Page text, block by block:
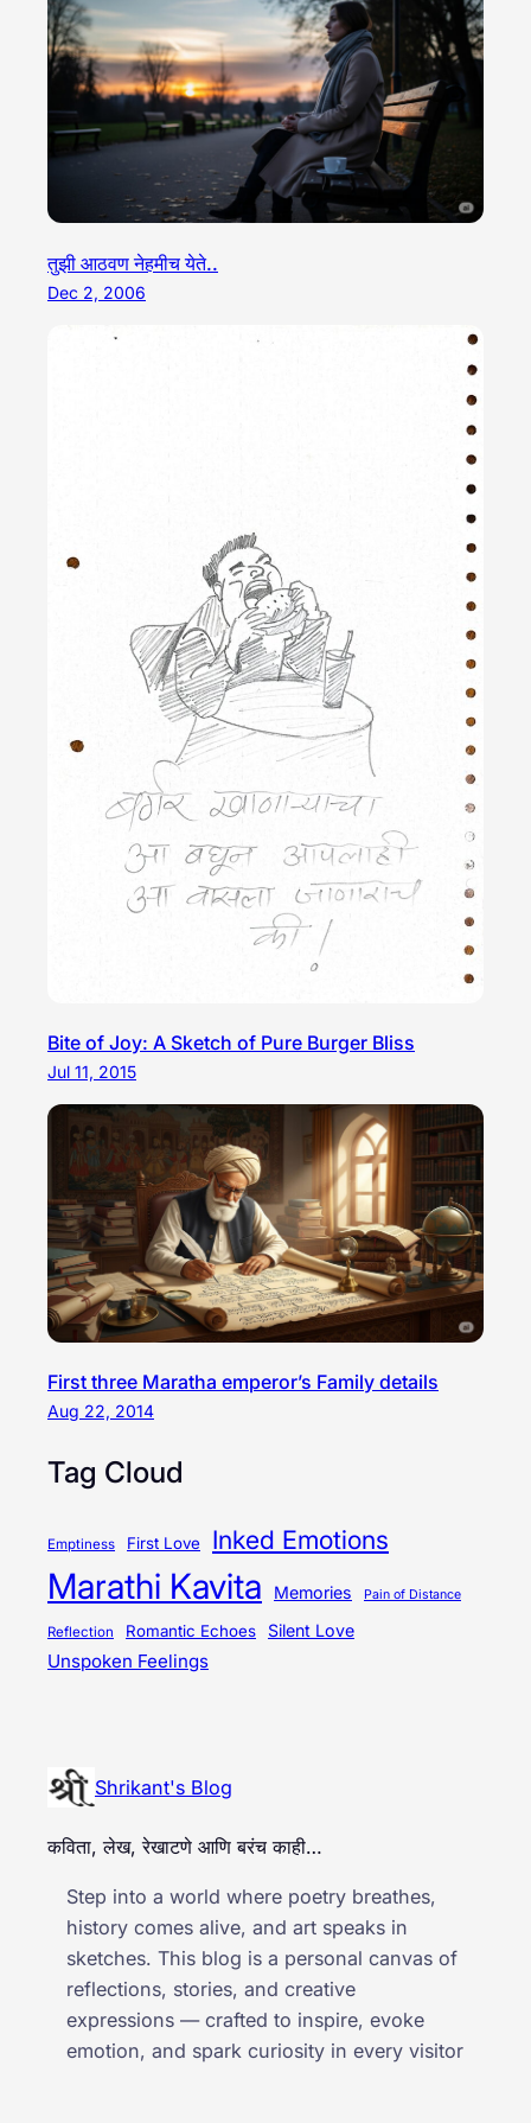
तुझी आठवण नेहमीच येते..
Dec 2, 2006
Bite of Joy: A Sketch of Pure Burger Bliss
Jul 11, 2015
First three Maratha emperor’s Family details
Aug 22, 2014
Tag Cloud
Emptiness First Love Inked Emotions
Marathi Kavita Memories Pain of Distance
Reflection Romantic Echoes Silent Love
Unspoken Feelings
Shrikant's Blog
कविता, लेख, रेखाटणे आणि बरंच काही…
Step into a world where poetry breathes,
history comes alive, and art speaks in
sketches. This blog is a personal canvas of
reflections, stories, and creative
expressions — crafted to inspire, evoke
emotion, and spark curiosity in every visitor